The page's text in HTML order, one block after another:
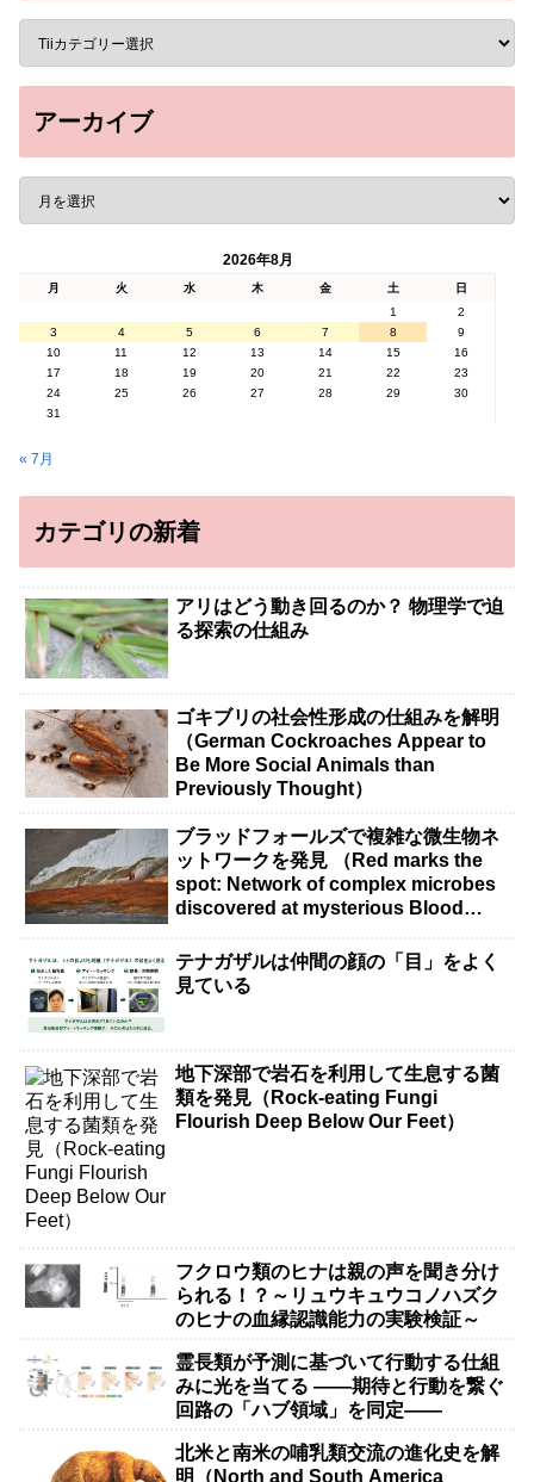
アーカイブ
2026年8月
月 火 水 木 金 土
日
1
2
3
4 5 6 7 8
9
10
11 12 13 14 15
16
17
18 19 20 21 22
23
24
25 26 27 28 29
30
31
« 7月
カテゴリの新着
アリはどう動き回るのか？ 物理学で迫
る探索の仕組み
ゴキブリの社会性形成の仕組みを解明
（German Cockroaches Appear to
Be More Social Animals than
Previously Thought）
ブラッドフォールズで複雑な微生物ネ
ットワークを発見 （Red marks the
spot: Network of complex microbes
discovered at mysterious Blood
テナガザルは仲間の顔の「目」をよく
見ている
地下深部で岩石を利用して生息する菌
類を発見（Rock-eating Fungi
Flourish Deep Below Our Feet）
フクロウ類のヒナは親の声を聞き分け
られる！？～リュウキュウコノハズク
のヒナの血縁認識能力の実験検証～
霊長類が予測に基づいて行動する仕組
みに光を当てる ――期待と行動を繋ぐ
回路の「ハブ領域」を同定――
北米と南米の哺乳類交流の進化史を解
明（North and South America